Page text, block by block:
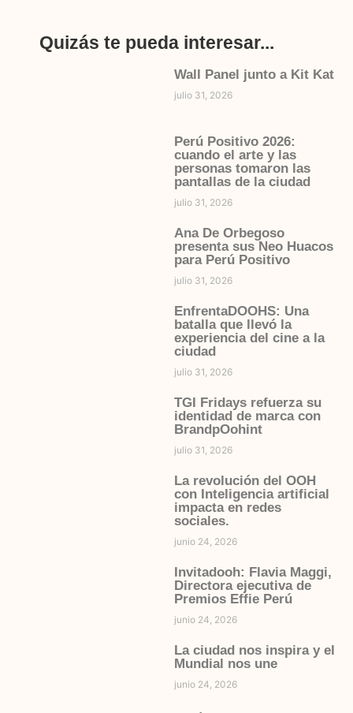
Quizás te pueda interesar...
Wall Panel junto a Kit Kat
julio 31, 2026
Perú Positivo 2026:
cuando el arte y las
personas tomaron las
pantallas de la ciudad
julio 31, 2026
Ana De Orbegoso
presenta sus Neo Huacos
para Perú Positivo
julio 31, 2026
EnfrentaDOOHS: Una
batalla que llevó la
experiencia del cine a la
ciudad
julio 31, 2026
TGI Fridays refuerza su
identidad de marca con
BrandpOohint
julio 31, 2026
La revolución del OOH
con Inteligencia artificial
impacta en redes
sociales.
junio 24, 2026
Invitadooh: Flavia Maggi,
Directora ejecutiva de
Premios Effie Perú
junio 24, 2026
La ciudad nos inspira y el
Mundial nos une
junio 24, 2026